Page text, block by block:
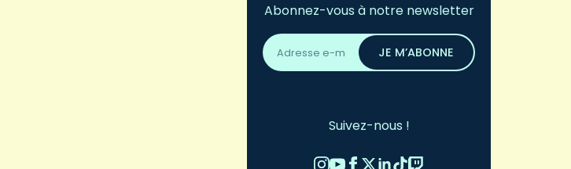
Abonnez-vous à notre newsletter
Adresse
email
*
JE M’ABONNE
Suivez-nous !